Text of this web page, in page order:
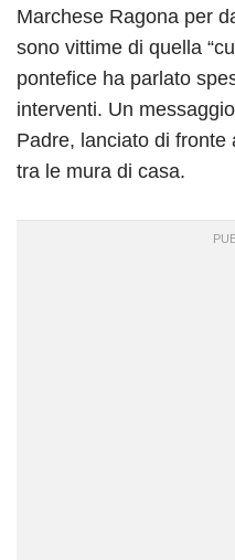
Marchese Ragona per
sono vittime di quella
pontefice ha parlato
interventi. Un
Padre, lanciato di fronte
tra le mura di casa.